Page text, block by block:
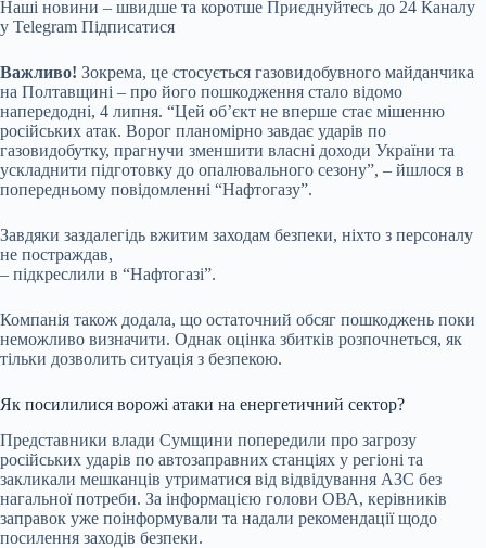
Наші новини – швидше та коротше Приєднуйтесь до 24 Каналу
у Telegram Підписатися
Важливо! Зокрема, це стосується газовидобувного майданчика
на Полтавщині – про його пошкодження стало відомо
напередодні, 4 липня. “Цей об’єкт не вперше стає мішенню
російських атак. Ворог планомірно завдає ударів по
газовидобутку, прагнучи зменшити власні доходи України та
ускладнити підготовку до опалювального сезону”, – йшлося в
попередньому повідомленні “Нафтогазу”.
Завдяки заздалегідь вжитим заходам безпеки, ніхто з персоналу
не постраждав,
– підкреслили в “Нафтогазі”.
Компанія також додала, що остаточний обсяг пошкоджень поки
неможливо визначити. Однак оцінка збитків розпочнеться, як
тільки дозволить ситуація з безпекою.
Як посилилися ворожі атаки на енергетичний сектор?
Представники влади Сумщини попередили про загрозу
російських ударів по автозаправних станціях у регіоні та
закликали мешканців утриматися від відвідування АЗС без
нагальної потреби. За інформацією голови ОВА, керівників
заправок уже поінформували та надали рекомендації щодо
посилення заходів безпеки.